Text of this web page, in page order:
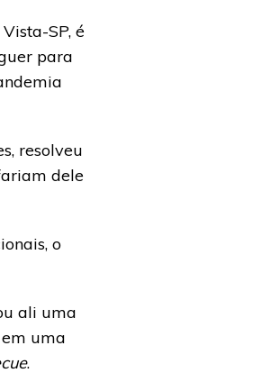
SP, é
para
resolveu
dele
o
ali uma
uma
.